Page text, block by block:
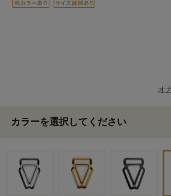
オ
カラーを選択してください